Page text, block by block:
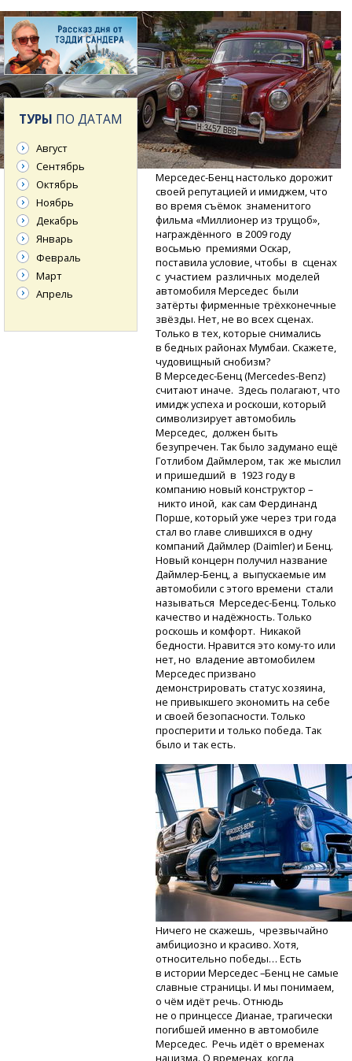
Мерседес-Бенцнастолько дорожит
своей репутацией и имиджем, что
во время съёмок знаменитого
фильма «Миллионер из трущоб»,
награждённого в 2009 году
восьмью премиями Оскар,
поставила условие, чтобы в сценах
с участием различных моделей
автомобиля Мерседес были
затёрты фирменные трёхконечные
звёзды. Нет, не во всех сценах.
Только в тех, которые снимались
в бедных районах Мумбаи. Скажете,
чудовищный снобизм?
В Мерседес-Бенц(Mercedes-Benz)
считают иначе. Здесь полагают, что
имидж успеха и роскоши, который
символизирует автомобиль
Мерседес, должен быть
безупречен. Так было задумано ещё
Готлибом Даймлером, так же мыслил
и пришедший в 1923 году в
компанию новый конструктор –
никто иной, как сам Фердинанд
Порше, который уже через три года
стал во главе слившихся в одну
компаний Даймлер (Daimler) и Бенц.
Новый концерн получил название
Даймлер-Бенц, а выпускаемые им
автомобили с этого времени стали
называтьсяМерседес-Бенц. Только
качество и надёжность. Только
роскошь и комфорт. Никакой
бедности. Нравится этокому-то или
нет, но владение автомобилем
Мерседес призвано
демонстрировать статус хозяина,
не привыкшего экономить на себе
и своей безопасности. Только
просперити и только победа. Так
было и так есть.
Ничего не скажешь, чрезвычайно
амбициозно и красиво. Хотя,
относительно победы… Есть
в истории Мерседес –Бенц не самые
славные страницы. И мы понимаем,
о чём идёт речь. Отнюдь
не о принцессе Дианае, трагически
погибшей именно в автомобиле
Мерседес. Речь идёт о временах
нацизма. О временах, когда
ТУРЫ ПО ДАТАМ
Август
Сентябрь
Октябрь
Ноябрь
Декабрь
Январь
Февраль
Март
Апрель